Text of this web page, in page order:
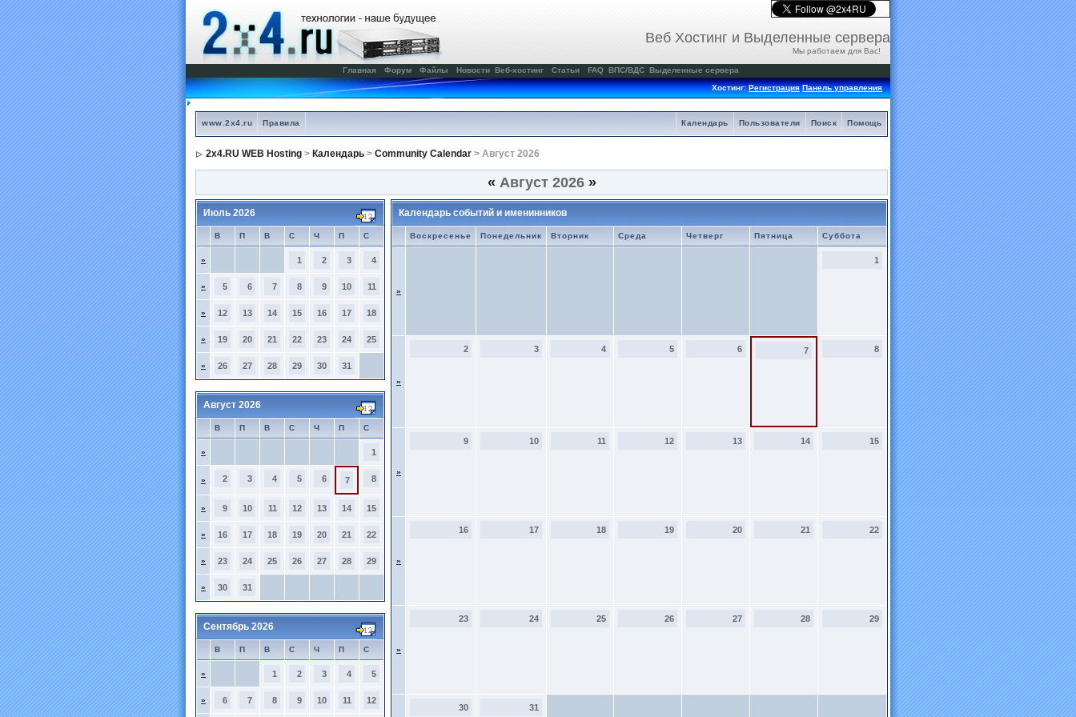
Веб Хостинг и Выделенные сервера
Мы работаем для Вас!
Главная Форум Файлы Новости Веб-хостинг Статьи FAQ ВПС/ВДС Выделенные сервера
Хостинг:Регистрация Панель управления
www.2x4.ru Правила Помощь
Поиск
Пользователи
Календарь
2x4.RU WEB Hosting > Календарь > Community Calendar > Август 2026
« Август 2026 »
Июль 2026
В П В С Ч П С
» 1 2 3 4
» 5 6 7 8 9 10 11
» 12 13 14 15 16 17 18
» 19 20 21 22 23 24 25
» 26 27 28 29 30 31
Август 2026
В П В С Ч П С
» 1
» 2 3 4 5 6 7 8
» 9 10 11 12 13 14 15
» 16 17 18 19 20 21 22
» 23 24 25 26 27 28 29
» 30 31
Сентябрь 2026
В П В С Ч П С
» 1 2 3 4 5
» 6 7 8 9 10 11 12
Календарь событий и именинников
Воскресенье Понедельник Вторник Среда Четверг Пятница Суббота
»
1
»
2 3 4 5 6 7 8
»
9 10 11 12 13 14 15
»
16 17 18 19 20 21 22
»
23 24 25 26 27 28 29
30 31